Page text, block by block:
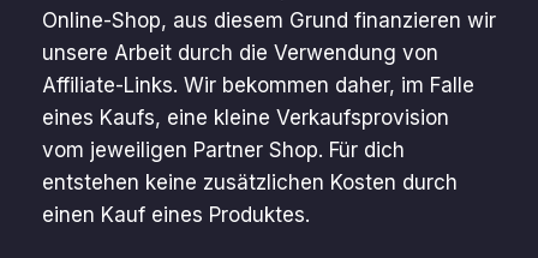
Online-Shop, aus diesem Grund finanzieren wir
unsere Arbeit durch die Verwendung von
Affiliate-Links. Wir bekommen daher, im Falle
eines Kaufs, eine kleine Verkaufsprovision
vom jeweiligen Partner Shop. Für dich
entstehen keine zusätzlichen Kosten durch
einen Kauf eines Produktes.